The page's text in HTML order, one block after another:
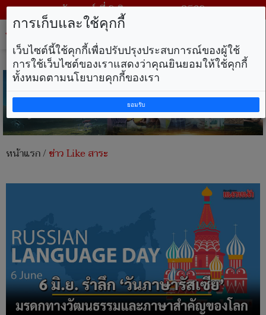
วันเสาร์ ที่ 8 สิงหาคม พ.ศ. 2569
หน้าแรก/ข่าว Like สาระ
การเก็บและใช้คุกกี้
เว็บไซต์นี้ใช้คุกกี้เพื่อปรับปรุงประสบการณ์ของผู้ใช้
การใช้เว็บไซต์ของเราแสดงว่าคุณยินยอมให้ใช้คุกกี้
ทั้งหมดตามนโยบายคุกกี้ของเรา
ยอมรับ